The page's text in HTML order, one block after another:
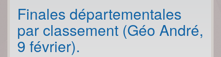
Finales départementales
par classement (Géo André,
9 février).